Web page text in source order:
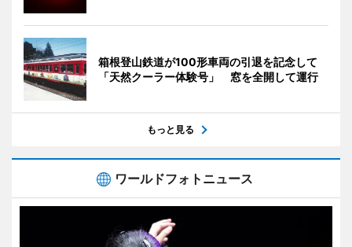
箱根登山鉄道が100形車両の引退を記念して
「天然クーラー体験号」 窓を全開して運行
もっと見る
ワールドフォトニュース